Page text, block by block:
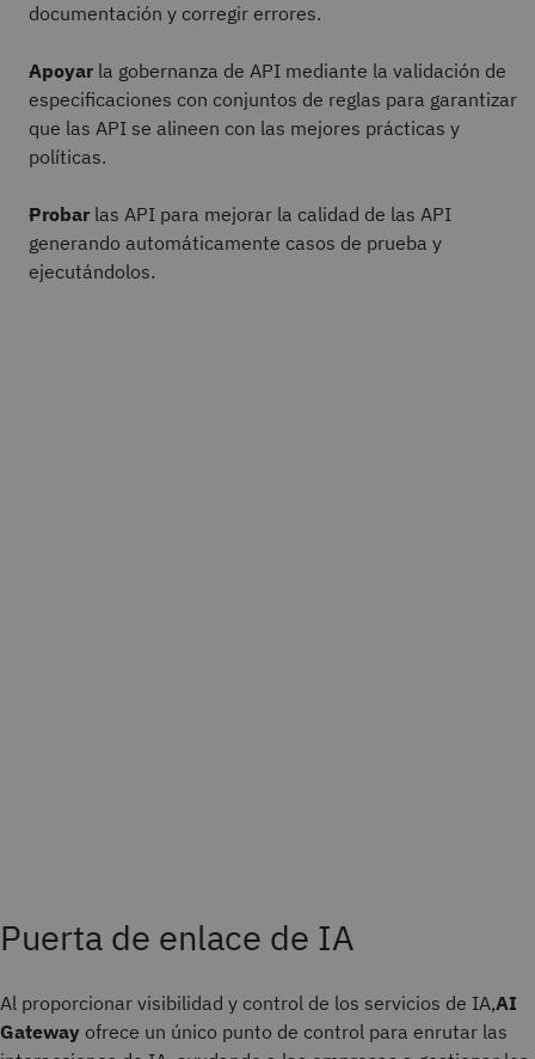
documentación y corregir errores.
Apoyar la gobernanza de API mediante la validación de
especificaciones con conjuntos de reglas para garantizar
que las API se alineen con las mejores prácticas y
políticas.
Probar las API para mejorar la calidad de las API
generando automáticamente casos de prueba y
ejecutándolos.
Puerta de enlace de IA
Al proporcionar visibilidad y control de los servicios de IA,AI
Gateway ofrece un único punto de control para enrutar las